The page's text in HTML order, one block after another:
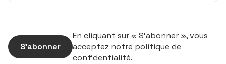
S’abonner
En cliquant sur « S’abonner », vous
acceptez notre politique de
confidentialité.